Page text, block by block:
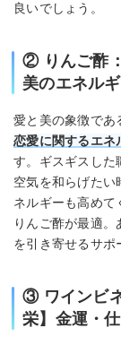
良いでしょう。
② りんご酢
美のエネル
愛と美の象徴であ
恋愛に関するエネ
す。ギスギスした
空気を和らげたい
ネルギーも高めて
りんご酢が最適
を引き寄せるサポ
③ ワインビ
栄】金運・